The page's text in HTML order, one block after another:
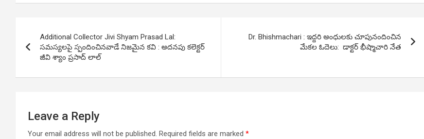
navigation
Additional Collector Jivi Shyam Prasad Lal:
సమస్యలపై స్పందించినవాడే నిజమైన కవి : అదనపు కలెక్టర్
జీవి శ్యాం ప్రసాద్ లాల్
Dr. Bhishmachari : ఇద్దరి అంధులకు చూపునందించిన
మేకల ఓదెలు: డాక్టర్ భీష్మాచారి నేత
Leave a Reply
Your email address will not be published. Required fields are marked *